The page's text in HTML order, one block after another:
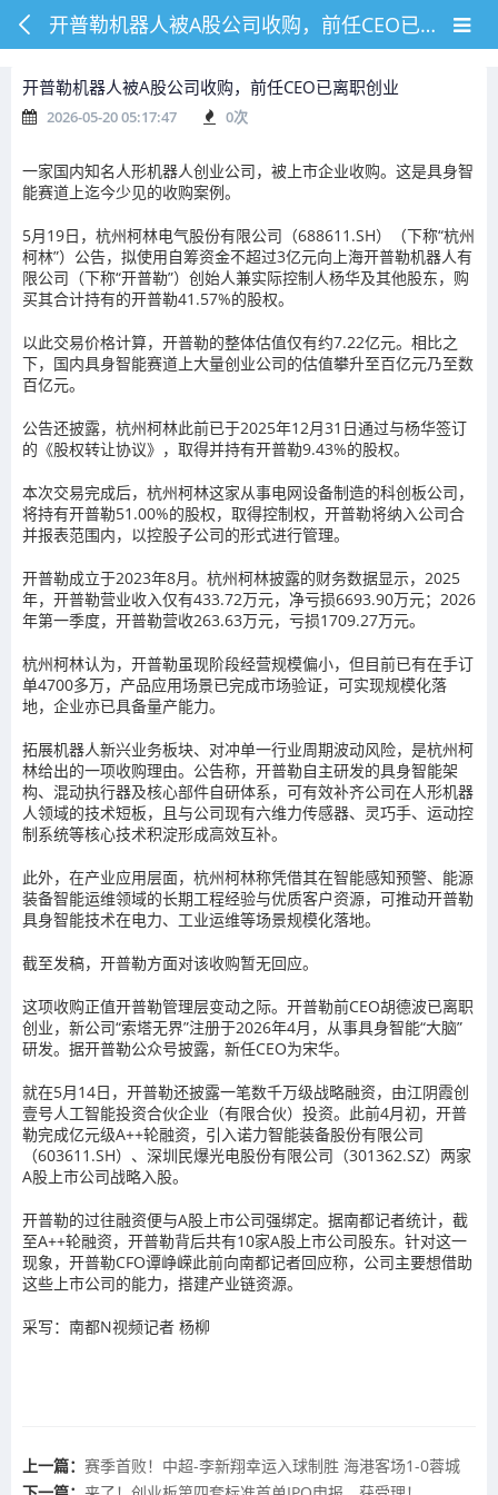
开普勒机器人被A股公司收购，前任CEO已离职创业
开普勒机器人被A股公司收购，前任CEO已离职创业
2026-05-20 05:17:47 0次
一家国内知名人形机器人创业公司，被上市企业收购。这是具身智
能赛道上迄今少见的收购案例。
5月19日，杭州柯林电气股份有限公司（688611.SH）（下称“杭州
柯林”）公告，拟使用自筹资金不超过3亿元向上海开普勒机器人有
限公司（下称“开普勒”）创始人兼实际控制人杨华及其他股东，购
买其合计持有的开普勒41.57%的股权。
以此交易价格计算，开普勒的整体估值仅有约7.22亿元。相比之
下，国内具身智能赛道上大量创业公司的估值攀升至百亿元乃至数
百亿元。
公告还披露，杭州柯林此前已于2025年12月31日通过与杨华签订
的《股权转让协议》，取得并持有开普勒9.43%的股权。
本次交易完成后，杭州柯林这家从事电网设备制造的科创板公司，
将持有开普勒51.00%的股权，取得控制权，开普勒将纳入公司合
并报表范围内，以控股子公司的形式进行管理。
开普勒成立于2023年8月。杭州柯林披露的财务数据显示，2025
年，开普勒营业收入仅有433.72万元，净亏损6693.90万元；2026
年第一季度，开普勒营收263.63万元，亏损1709.27万元。
杭州柯林认为，开普勒虽现阶段经营规模偏小，但目前已有在手订
单4700多万，产品应用场景已完成市场验证，可实现规模化落
地，企业亦已具备量产能力。
拓展机器人新兴业务板块、对冲单一行业周期波动风险，是杭州柯
林给出的一项收购理由。公告称，开普勒自主研发的具身智能架
构、混动执行器及核心部件自研体系，可有效补齐公司在人形机器
人领域的技术短板，且与公司现有六维力传感器、灵巧手、运动控
制系统等核心技术积淀形成高效互补。
此外，在产业应用层面，杭州柯林称凭借其在智能感知预警、能源
装备智能运维领域的长期工程经验与优质客户资源，可推动开普勒
具身智能技术在电力、工业运维等场景规模化落地。
截至发稿，开普勒方面对该收购暂无回应。
这项收购正值开普勒管理层变动之际。开普勒前CEO胡德波已离职
创业，新公司“索塔无界”注册于2026年4月，从事具身智能“大脑”
研发。据开普勒公众号披露，新任CEO为宋华。
就在5月14日，开普勒还披露一笔数千万级战略融资，由江阴霞创
壹号人工智能投资合伙企业（有限合伙）投资。此前4月初，开普
勒完成亿元级A++轮融资，引入诺力智能装备股份有限公司
（603611.SH）、深圳民爆光电股份有限公司（301362.SZ）两家
A股上市公司战略入股。
开普勒的过往融资便与A股上市公司强绑定。据南都记者统计，截
至A++轮融资，开普勒背后共有10家A股上市公司股东。针对这一
现象，开普勒CFO谭峥嵘此前向南都记者回应称，公司主要想借助
这些上市公司的能力，搭建产业链资源。
采写：南都N视频记者 杨柳
上一篇： 赛季首败！中超-李新翔幸运入球制胜 海港客场1-0蓉城